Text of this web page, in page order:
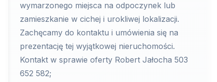
wymarzonego miejsca na odpoczynek lub
zamieszkanie w cichej i urokliwej lokalizacji.
Zachęcamy do kontaktu i umówienia się na
prezentację tej wyjątkowej nieruchomości.
Kontakt w sprawie oferty Robert Jałocha 503
652 582;